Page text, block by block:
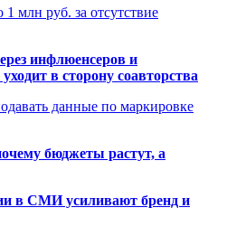
млн руб. за отсутствие
инфлюенсеров и
в сторону соавторства
данные по маркировке
бюджеты растут, а
в СМИ усиливают бренд и